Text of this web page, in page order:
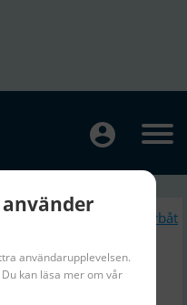
Liknande Motorbåt
salu
användarupplevelsen.
kan läsa mer om vår